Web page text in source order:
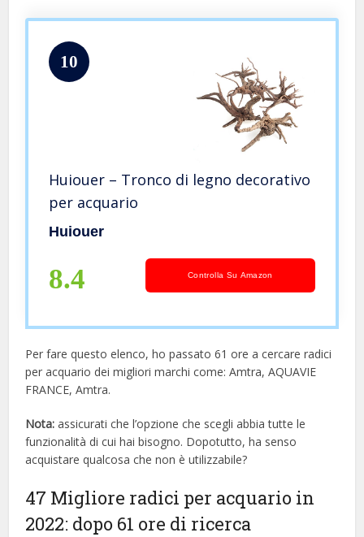
10
Huiouer – Tronco di legno decorativo
per acquario
Huiouer
8.4 Controlla Su Amazon
Per fare questo elenco, ho passato 61 ore a cercare radici
per acquario dei migliori marchi come: Amtra, AQUAVIE
FRANCE, Amtra.
Nota: assicurati che l’opzione che scegli abbia tutte le
funzionalità di cui hai bisogno. Dopotutto, ha senso
acquistare qualcosa che non è utilizzabile?
47 Migliore radici per acquario in
2022: dopo 61 ore di ricerca